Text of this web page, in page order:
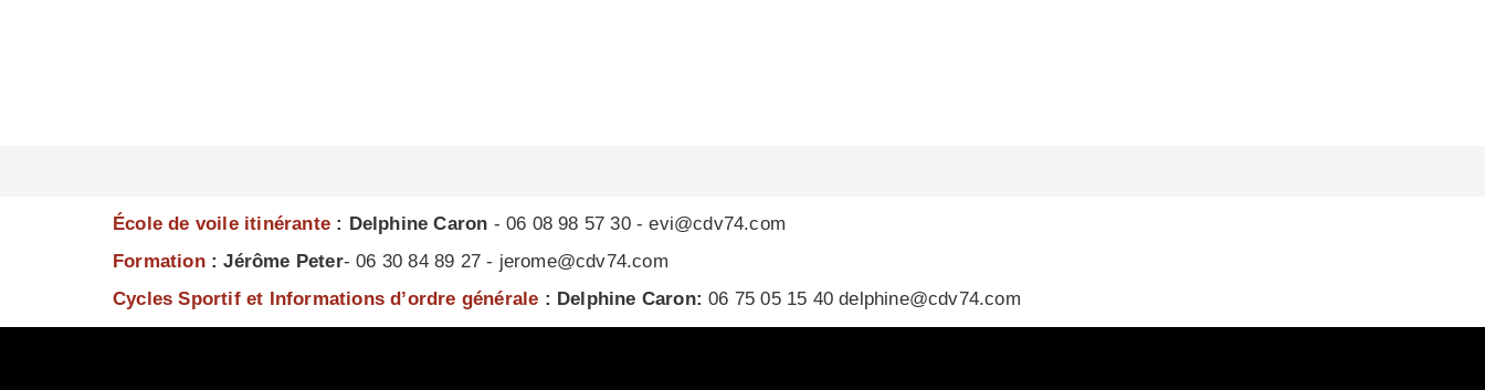
École de voile itinérante : Delphine Caron - 06 08 98 57 30 - evi@cdv74.com
Formation : Jérôme Peter- 06 30 84 89 27 - jerome@cdv74.com
Cycles Sportif et Informations d’ordre générale : Delphine Caron: 06 75 05 15 40 delphine@cdv74.com